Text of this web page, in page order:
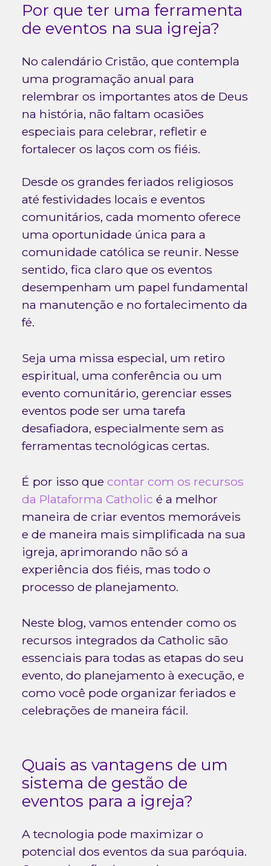
Por que ter uma ferramenta
de eventos na sua igreja?
No calendário Cristão, que contempla
uma programação anual para
relembrar os importantes atos de Deus
na história, não faltam ocasiões
especiais para celebrar, refletir e
fortalecer os laços com os fiéis.
Desde os grandes feriados religiosos
até festividades locais e eventos
comunitários, cada momento oferece
uma oportunidade única para a
comunidade católica se reunir. Nesse
sentido, fica claro que os eventos
desempenham um papel fundamental
na manutenção e no fortalecimento da
fé.
Seja uma missa especial, um retiro
espiritual, uma conferência ou um
evento comunitário, gerenciar esses
eventos pode ser uma tarefa
desafiadora, especialmente sem as
ferramentas tecnológicas certas.
É por isso que contar com os recursos
da Plataforma Catholic é a melhor
maneira de criar eventos memoráveis
e de maneira mais simplificada na sua
igreja, aprimorando não só a
experiência dos fiéis, mas todo o
processo de planejamento.
Neste blog, vamos entender como os
recursos integrados da Catholic são
essenciais para todas as etapas do seu
evento, do planejamento à execução, e
como você pode organizar feriados e
celebrações de maneira fácil.
Quais as vantagens de um
sistema de gestão de
eventos para a igreja?
A tecnologia pode maximizar o
potencial dos eventos da sua paróquia.